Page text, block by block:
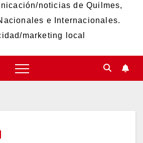
noticias de Quilmes,
e Internacionales.
marketing local